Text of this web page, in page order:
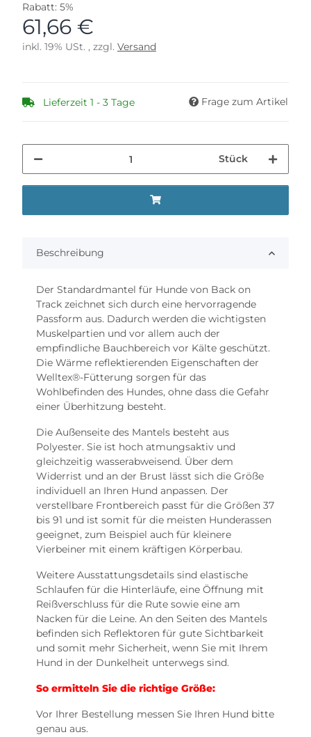
Rabatt: 5%
61,66 €
inkl. 19% USt. , zzgl. Versand
Lieferzeit 1 - 3 Tage Frage zum Artikel
Stück
Beschreibung
Der Standardmantel für Hunde von Back on
Track zeichnet sich durch eine hervorragende
Passform aus. Dadurch werden die wichtigsten
Muskelpartien und vor allem auch der
empfindliche Bauchbereich vor Kälte geschützt.
Die Wärme reflektierenden Eigenschaften der
Welltex®-Fütterung sorgen für das
Wohlbefinden des Hundes, ohne dass die Gefahr
einer Überhitzung besteht.
Die Außenseite des Mantels besteht aus
Polyester. Sie ist hoch atmungsaktiv und
gleichzeitig wasserabweisend. Über dem
Widerrist und an der Brust lässt sich die Größe
individuell an Ihren Hund anpassen. Der
verstellbare Frontbereich passt für die Größen 37
bis 91 und ist somit für die meisten Hunderassen
geeignet, zum Beispiel auch für kleinere
Vierbeiner mit einem kräftigen Körperbau.
Weitere Ausstattungsdetails sind elastische
Schlaufen für die Hinterläufe, eine Öffnung mit
Reißverschluss für die Rute sowie eine am
Nacken für die Leine. An den Seiten des Mantels
befinden sich Reflektoren für gute Sichtbarkeit
und somit mehr Sicherheit, wenn Sie mit Ihrem
Hund in der Dunkelheit unterwegs sind.
So ermitteln Sie die richtige Größe:
Vor Ihrer Bestellung messen Sie Ihren Hund bitte
genau aus.